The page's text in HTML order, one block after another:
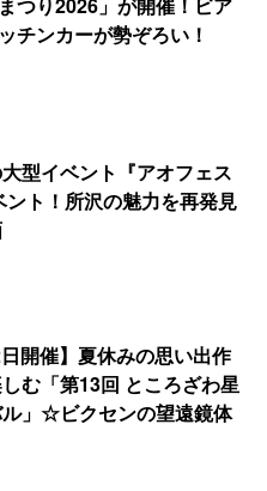
チンカーが勢ぞろい！
型イベント『アオフェス
ト！所沢の魅力を再発見
日開催】夏休みの思い出作
む「第13回 ところざわ星
」☆ビクセンの望遠鏡体